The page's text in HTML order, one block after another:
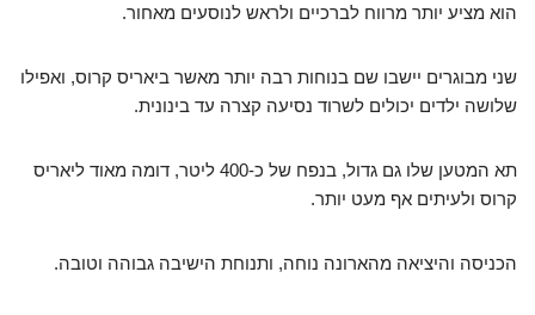
הוא מציע יותר מרווח לברכיים ולראש לנוסעים מאחור.
שני מבוגרים יישבו שם בנוחות רבה יותר מאשר ביאריס קרוס, ואפילו
שלושה ילדים יכולים לשרוד נסיעה קצרה עד בינונית.
תא המטען שלו גם גדול, בנפח של כ-400 ליטר, דומה מאוד ליאריס
קרוס ולעיתים אף מעט יותר.
הכניסה והיציאה מהארונה נוחה, ותנוחת הישיבה גבוהה וטובה.